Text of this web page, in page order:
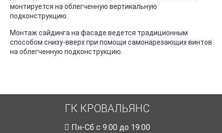
монтируется на облегченную вертикальную
подконструкцию.
Монтаж сайдинга на фасаде ведется традиционным
способом снизу-вверх при помощи самонарезающих винтов
на облегченную подконструкцию.
ГК КРОВАЛЬЯНС
Пн-Cб с 9:00 до 19:00